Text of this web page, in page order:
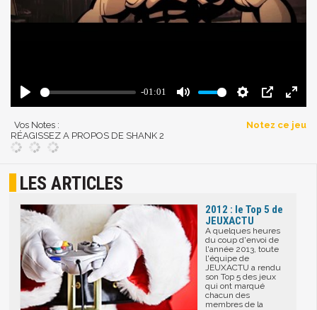
Vos Notes :
Notez ce jeu
RÉAGISSEZ A PROPOS DE SHANK 2
LES ARTICLES
2012 : le Top 5 de
JEUXACTU
A quelques heures
du coup d'envoi de
l'année 2013, toute
l'équipe de
JEUXACTU a rendu
son Top 5 des jeux
qui ont marqué
chacun des
membres de la